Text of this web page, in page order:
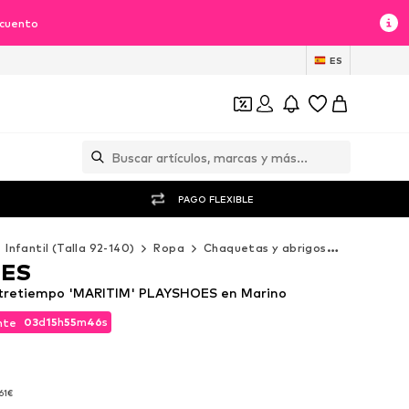
ES
PAGO FLEXIBLE
Infantil (Talla 92-140) Ropa Chaquetas y abrigos
03d15h55m43s
03d15h55m43s
'MARITIM' PLAYSHOES en Marino